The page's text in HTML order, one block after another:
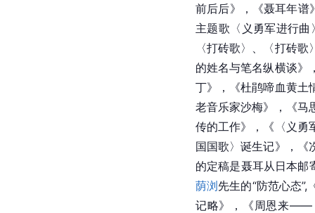
前后后》，《聂耳年
主题歌〈义勇军进行
〈打砖歌〉、〈打砖
的姓名与笔名纵横谈》
丁》，《杜鹃啼血黄
老音乐家沙梅》，《马
传的工作》，《〈义勇
国国歌〉诞生记》，
的定稿是聂耳从日本
荫浏先生的“防范心态
记略》，《周恩来――